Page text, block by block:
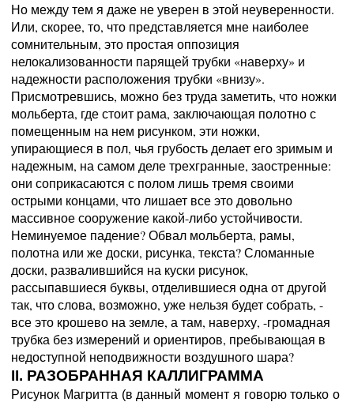
Но между тем я даже не уверен в этой неуверенности.
Или, скорее, то, что представляется мне наиболее
сомнительным, это простая оппозиция
нелокализованности парящей трубки «наверху» и
надежности расположения трубки «внизу».
Присмотревшись, можно без труда заметить, что ножки
мольберта, где стоит рама, заключающая полотно с
помещенным на нем рисунком, эти ножки,
упирающиеся в пол, чья грубость делает его зримым и
надежным, на самом деле трехгранные, заостренные:
они соприкасаются с полом лишь тремя своими
острыми концами, что лишает все это довольно
массивное сооружение какой-либо устойчивости.
Неминуемое падение? Обвал мольберта, рамы,
полотна или же доски, рисунка, текста? Сломанные
доски, развалившийся на куски рисунок,
рассыпавшиеся буквы, отделившиеся одна от другой
так, что слова, возможно, уже нельзя будет собрать, -
все это крошево на земле, а там, наверху, -громадная
трубка без измерений и ориентиров, пребывающая в
недоступной неподвижности воздушного шара?
II. РАЗОБРАННАЯ КАЛЛИГРАММА
Рисунок Магритта (в данный момент я говорю только о